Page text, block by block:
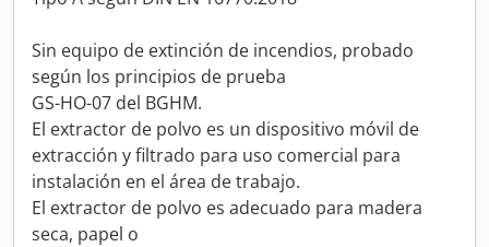
Sin equipo de extinción de incendios, probado
según los principios de prueba
GS-HO-07 del BGHM.
El extractor de polvo es un dispositivo móvil de
extracción y filtrado para uso comercial para
instalación en el área de trabajo.
El extractor de polvo es adecuado para madera
seca, papel o